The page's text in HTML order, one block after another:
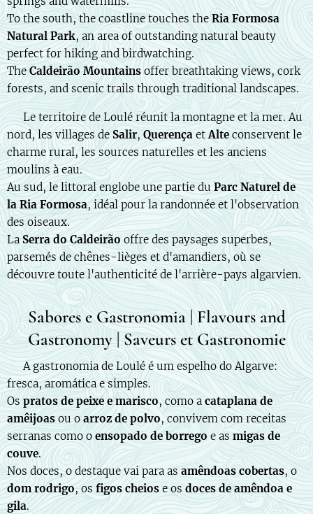
To the south, the coastline touches the Ria Formosa
Natural Park, an area of outstanding natural beauty
perfect for hiking and birdwatching.
TheCaldeirão Mountains offer breathtaking views, cork
forests, and scenic trails through traditional landscapes.
🇫🇷 Le territoire de Loulé réunit la montagne et la mer. Au
nord, les villages deSalir, Querença etAlte conservent le
charme rural, les sources naturelles et les anciens
moulins à eau.
Au sud, le littoral englobe une partie duParc Naturel de
la Ria Formosa, idéal pour la randonnée et l'observation
des oiseaux.
LaSerra do Caldeirão offre des paysages superbes,
parsemés de chênes-lièges et d'amandiers, où se
découvre toute l'authenticité de l'arrière-pays algarvien.
Sabores e Gastronomia | Flavours and
Gastronomy | Saveurs et Gastronomie
🇵🇹 A gastronomia de Loulé é um espelho do Algarve:
fresca, aromática e simples.
Ospratos de peixe e marisco, como acataplana de
amêijoas ou o arroz de polvo, convivem com receitas
serranas como oensopado de borrego e as migas de
couve.
Nos doces, o destaque vai para as amêndoas cobertas, o
dom rodrigo, os figos cheiose os doces de amêndoa e
gila.